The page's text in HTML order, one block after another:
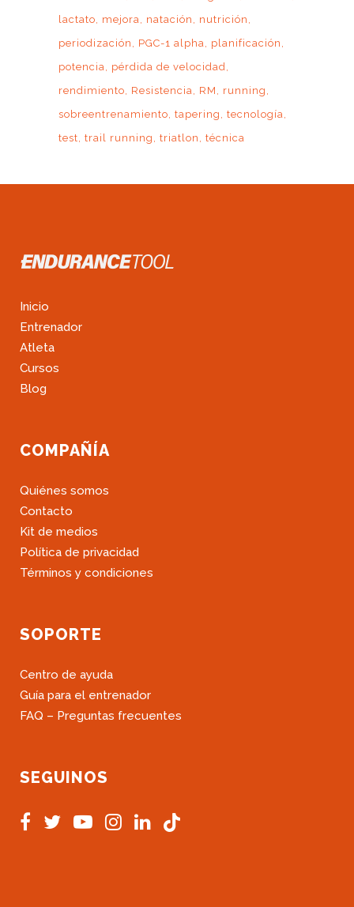
lactato
mejora natación
nutrición
periodización
PGC-1 alpha
planificación
potencia
pérdida de velocidad
rendimiento
Resistencia RM
running
sobreentrenamiento tapering
tecnología
test trail running triatlon técnica
Inicio
Entrenador
Atleta
Cursos
Blog
COMPAÑÍA
Quiénes somos
Contacto
Kit de medios
Política de privacidad
Términos y condiciones
SOPORTE
Centro de ayuda
Guía para el entrenador
FAQ – Preguntas frecuentes
SEGUINOS